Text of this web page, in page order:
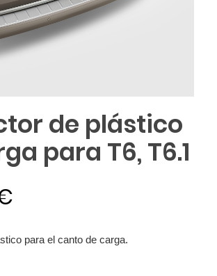
de plástico
para T6, T6.1
para el canto de carga.